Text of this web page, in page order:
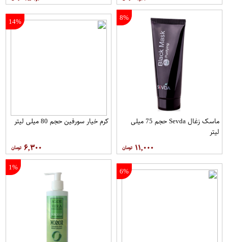
8%
ماسک زغال Sevda حجم 75 میلی
لیتر
۱۱,۰۰۰
14%
کرم خیار سورفین حجم 80 میلی لیتر
۶,۳۰۰
6%
1%